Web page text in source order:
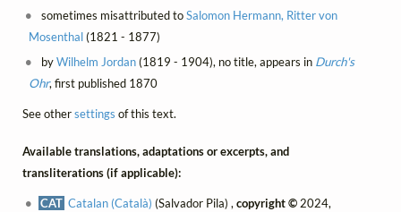
sometimes misattributed toSalomon Hermann, Ritter von
Mosenthal(1821 - 1877)
byWilhelm Jordan(1819 - 1904), no title, appears in Durch's
Ohr, first published 1870
See othersettings of this text.
Available translations, adaptations or excerpts, and
transliterations (if applicable):
CAT Catalan (Català) (Salvador Pila) ,copyright © 2024,